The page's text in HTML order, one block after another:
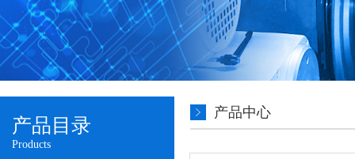
产品目录
Products
产品中心